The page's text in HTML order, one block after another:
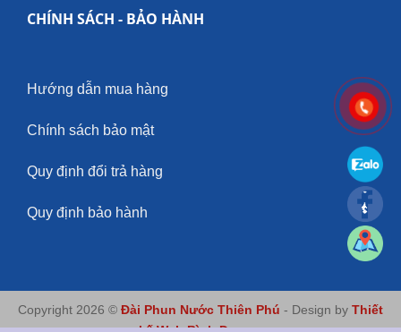
CHÍNH SÁCH - BẢO HÀNH
Hướng dẫn mua hàng
Chính sách bảo mật
Quy định đổi trả hàng
Quy định bảo hành
Copyright 2026 © Đài Phun Nước Thiên Phú - Design by Thiết